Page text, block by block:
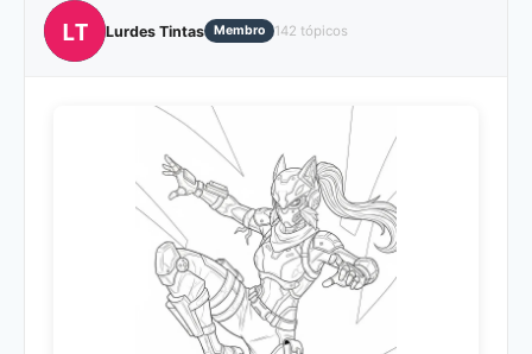
LT Lurdes Tintas Membro 142 tópicos